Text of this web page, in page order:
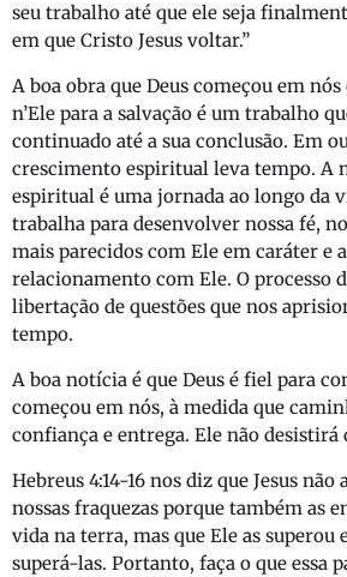
seu trabalho até que ele seja
em que Cristo Jesus voltar.”
A boa obra que Deus começou em
n’Ele para a salvação é um trabalho
continuado até a sua conclusão. Em
crescimento espiritual leva tempo. A
espiritual é uma jornada ao longo da
trabalha para desenvolver nossa fé,
mais parecidos com Ele em caráter e
relacionamento com Ele. O processo
libertação de questões que nos
tempo.
A boa notícia é que Deus é fiel para
começou em nós, à medida que
confiança e entrega. Ele não desistirá
Hebreus 4:14-16 nos diz que Jesus não
nossas fraquezas porque também as
vida na terra, mas que Ele as superou
superá-las. Portanto, faça o que essa